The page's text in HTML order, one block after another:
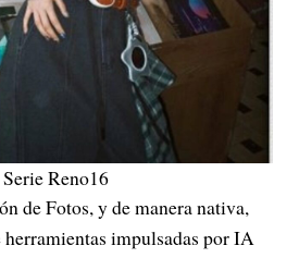
Serie Reno16
de Fotos, y de manera nativa,
impulsadas por IA